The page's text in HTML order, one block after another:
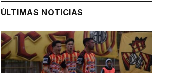
ÚLTIMAS NOTICIAS